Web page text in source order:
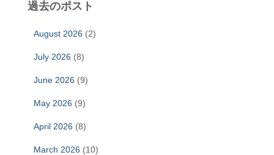
過去のポスト
August 2026 (2)
July 2026 (8)
June 2026 (9)
May 2026 (9)
April 2026 (8)
March 2026 (10)